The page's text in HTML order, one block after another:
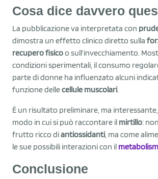
Cosa dice davvero
La pubblicazione va interpretata con
dimostra un effetto clinico diretto sulla
recupero fisicoo sull’invecchiamento.
condizioni sperimentali, il consumo
parte di donne ha influenzato alcuni
funzione dellecellule muscolari.
È un risultato preliminare, ma
modo in cui si può raccontare il mirtillo:
frutto ricco diantiossidanti , ma come
le sue possibili interazioni con il
Conclusione